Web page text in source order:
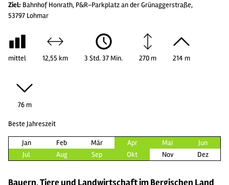
Ziel: Bahnhof Honrath, P&R-Parkplatz an der Grünaggerstraße,
53797 Lohmar
mittel 12,55 km 3 Std. 37 Min. 270 m 214 m
76 m
Beste Jahreszeit
Jan Feb Mär Apr Mai
Jun
Jul
Aug Sep Okt Nov Dez
Bauern, Tiere und Landwirtschaft im Bergischen Land